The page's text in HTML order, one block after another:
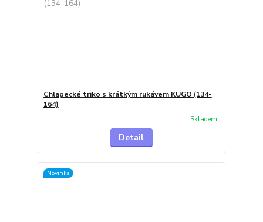
Chlapecké triko s krátkým rukávem KUGO (134-
164)
Skladem
Detail
Novinka